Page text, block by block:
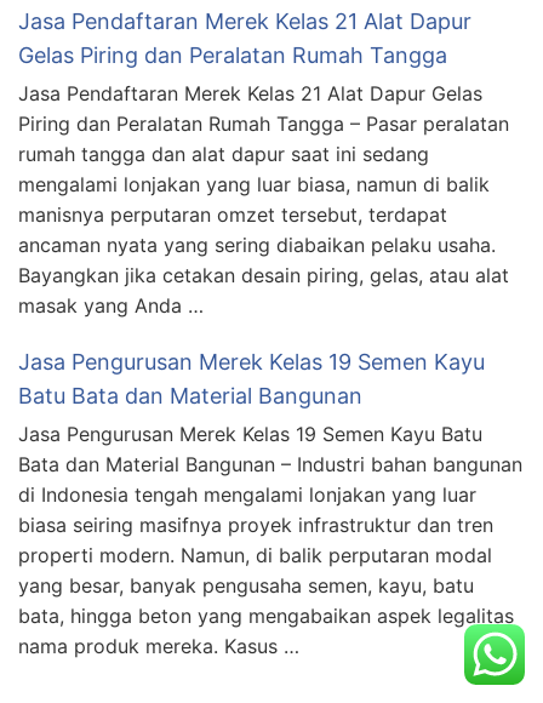
Jasa Pendaftaran Merek Kelas 21 Alat Dapur
Gelas Piring dan Peralatan Rumah Tangga
Jasa Pendaftaran Merek Kelas 21 Alat Dapur Gelas
Piring dan Peralatan Rumah Tangga – Pasar peralatan
rumah tangga dan alat dapur saat ini sedang
mengalami lonjakan yang luar biasa, namun di balik
manisnya perputaran omzet tersebut, terdapat
ancaman nyata yang sering diabaikan pelaku usaha.
Bayangkan jika cetakan desain piring, gelas, atau alat
masak yang Anda …
Jasa Pengurusan Merek Kelas 19 Semen Kayu
Batu Bata dan Material Bangunan
Jasa Pengurusan Merek Kelas 19 Semen Kayu Batu
Bata dan Material Bangunan – Industri bahan bangunan
di Indonesia tengah mengalami lonjakan yang luar
biasa seiring masifnya proyek infrastruktur dan tren
properti modern. Namun, di balik perputaran modal
yang besar, banyak pengusaha semen, kayu, batu
bata, hingga beton yang mengabaikan aspek legalitas
nama produk mereka. Kasus …